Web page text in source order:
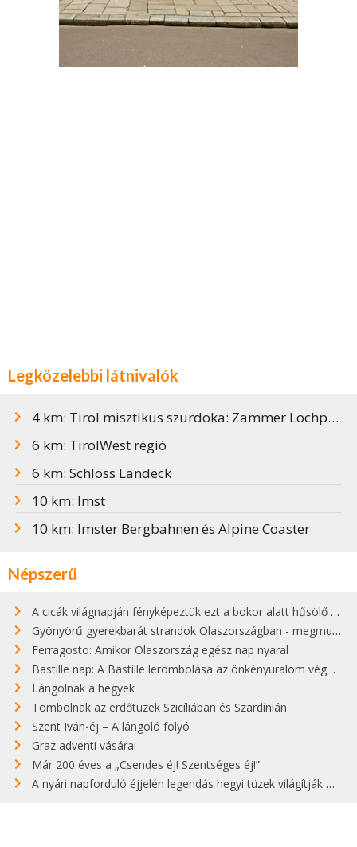
Legközelebbi látnivalók
4 km: Tirol misztikus szurdoka: Zammer Lochputz
6 km: TirolWest régió
6 km: Schloss Landeck
10 km: Imst
10 km: Imster Bergbahnen és Alpine Coaster
Népszerű
A cicák világnapján fényképeztük ezt a bokor alatt hűsölő cicát Kisorosziban
Gyönyörű gyerekbarát strandok Olaszországban - megmutatjuk a 15 legjobbat
Ferragosto: Amikor Olaszország egész nap nyaral
Bastille nap: A Bastille lerombolása az önkényuralom végét jelentette
Lángolnak a hegyek
Tombolnak az erdőtüzek Szicíliában és Szardínián
Szent Iván-éj – A lángoló folyó
Graz adventi vásárai
Már 200 éves a „Csendes éj! Szentséges éj!”
A nyári napforduló éjjelén legendás hegyi tüzek világítják meg Zugspitzét